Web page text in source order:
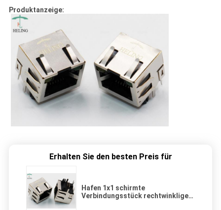
Produktanzeige:
Erhalten Sie den besten Preis für
Hafen 1x1 schirmte
Verbindungsstück rechtwinkliges